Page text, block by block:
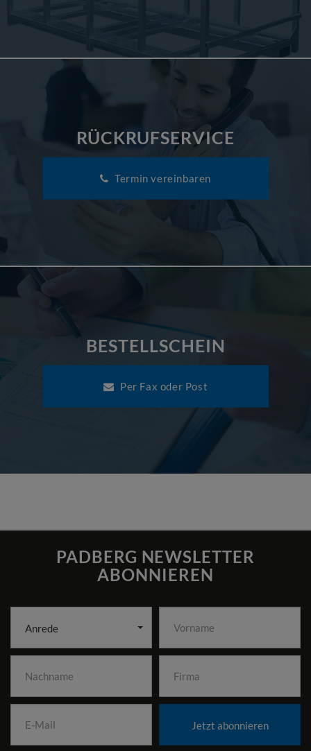
RÜCKRUFSERVICE
Termin vereinbaren
BESTELLSCHEIN
Per Fax oder Post
PADBERG NEWSLETTER
ABONNIEREN
Anrede
Jetzt abonnieren